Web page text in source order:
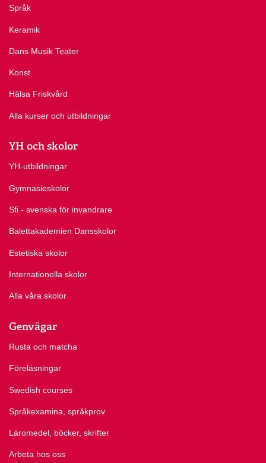
Språk
Keramik
Dans Musik Teater
Konst
Hälsa Friskvård
Alla kurser och utbildningar
YH och skolor
YH-utbildningar
Gymnasieskolor
Sfi - svenska för invandrare
Balettakademien Dansskolor
Estetiska skolor
Internationella skolor
Alla våra skolor
Genvägar
Rusta och matcha
Föreläsningar
Swedish courses
Språkexamina, språkprov
Läromedel, böcker, skrifter
Arbeta hos oss